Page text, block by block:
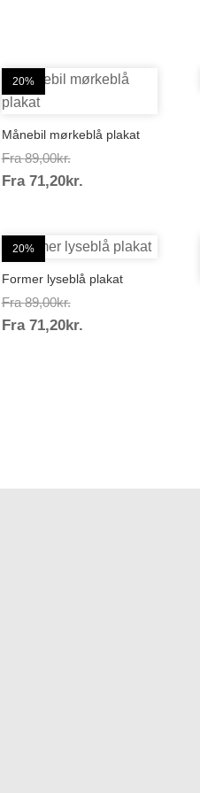
20%
Månebil mørkeblå plakat
Fra 89,00kr.Prisinterval:
89,00kr.
Fra 71,20kr.Prisinterval:
20%
Former lyseblå plakat
Fra 89,00kr.Prisinterval:
89,00kr.
Fra 71,20kr.Prisinterval: